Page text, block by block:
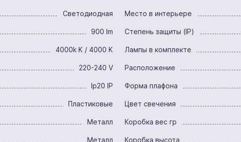
Светодиодная
900 lm
4000k K / 4000 K
220-240 V
Ip20 IP
Пластиковые
Металл
Металл
Место в интерьере
Степень защиты (IP)
Лампы в комплекте
Расположение
Форма плафона
Цвет свечения
Коробка вес гр
Коробка высота